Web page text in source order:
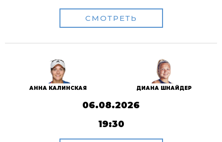
СМОТРЕТЬ
АННА КАЛИНСКАЯ ДИАНА ШНАЙДЕР
06.08.2026
19:30